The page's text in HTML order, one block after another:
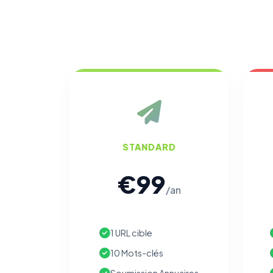
STANDARD
€99/an
1 URL cible
10 Mots-clés